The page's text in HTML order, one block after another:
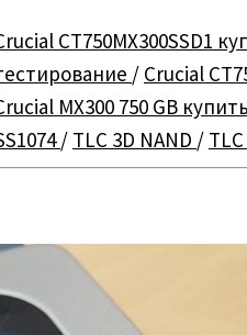
CT750MX300SSD1
/ Crucial
MX300 750 GB купить
/ TLC 3D NAND /